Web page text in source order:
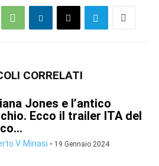
CORRELATI
Jones e l’antico
Ecco il trailer ITA del
V. Minasi - 19 Gennaio 2024